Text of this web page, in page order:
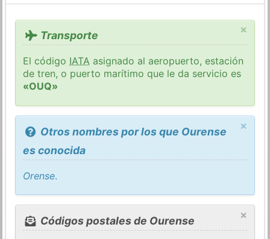
×
Transporte
El código IATA asignado al aeropuerto, estación
de tren, o puerto marítimo que le da servicio es
«OUQ»
×
Otros nombres por los que Ourense
es conocida
Orense.
×
Códigos postales de Ourense